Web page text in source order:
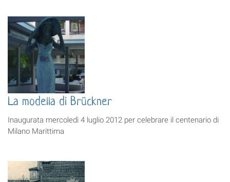
La modella di Brückner
Inaugurata mercoledì 4 luglio 2012 per celebrare il centenario di
Milano Marittima